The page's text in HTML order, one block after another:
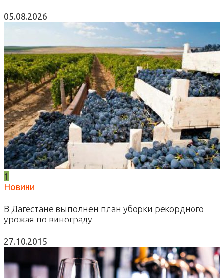
05.08.2026
1
Новини
В Дагестане выполнен план уборки рекордного
урожая по винограду
27.10.2015